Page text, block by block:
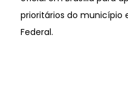
prioritários do município
Federal.